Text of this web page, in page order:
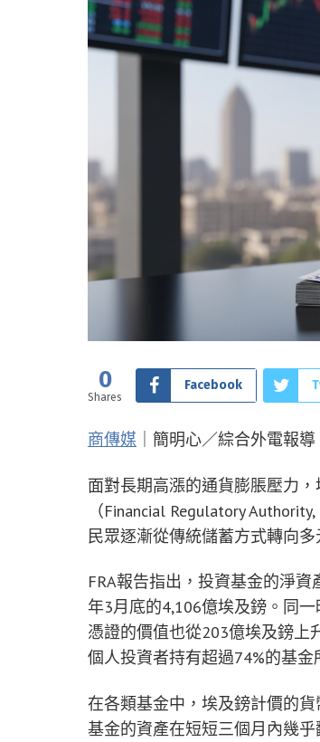
0
Shares
Facebook
商傳媒 ｜簡明心／綜合外電報導
面對長期高漲的通貨膨脹壓力
（Financial Regulatory
民眾逐漸從傳統儲蓄方式轉向多
FRA報告指出，投資基金的淨
年3月底的4,106億埃及鎊。同
憑證的價值也從203億埃及鎊上
個人投資者持有超過74%的基金
在各類基金中，埃及鎊計價的
基金的資產在短短三個月內幾